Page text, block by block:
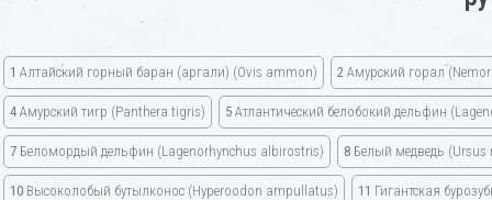
1 Алтайский горный баран (аргали) (Ovis ammon) 2 Амурский горал
4 Амурский тигр (Panthera tigris) 5 Атлантический белобокий дельфин
7 Беломордый дельфин (Lagenorhynchus albirostris) 8 Белый медведь
10 Высоколобый бутылконос (Hyperoodon ampullatus) 11 Гигантская